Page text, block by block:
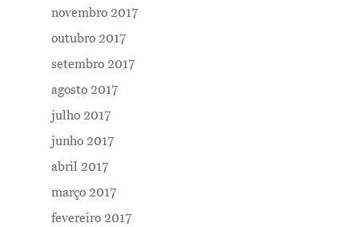
novembro 2017
outubro 2017
setembro 2017
agosto 2017
julho 2017
junho 2017
abril 2017
março 2017
fevereiro 2017